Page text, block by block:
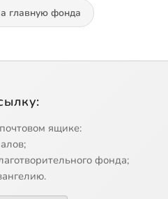
главную фонда
ящике:
фонда;